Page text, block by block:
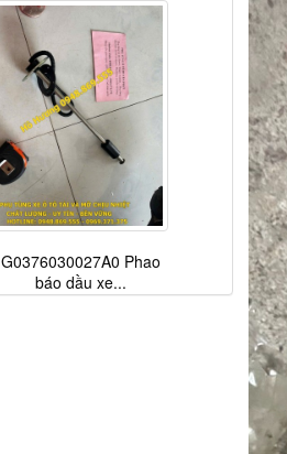
G0376030027A0 Phao
báo dầu xe...